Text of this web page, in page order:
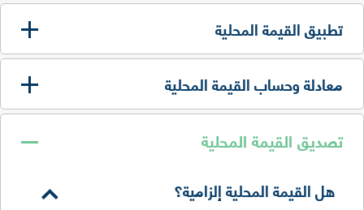
تطبيق القيمة المحلية
معادلة وحساب القيمة المحلية
تصديق القيمة المحلية
هل القيمة المحلية إلزامية؟